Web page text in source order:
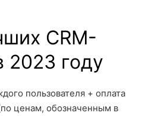
CRM-
2023 году
пользователя + оплата
ценам, обозначенным в